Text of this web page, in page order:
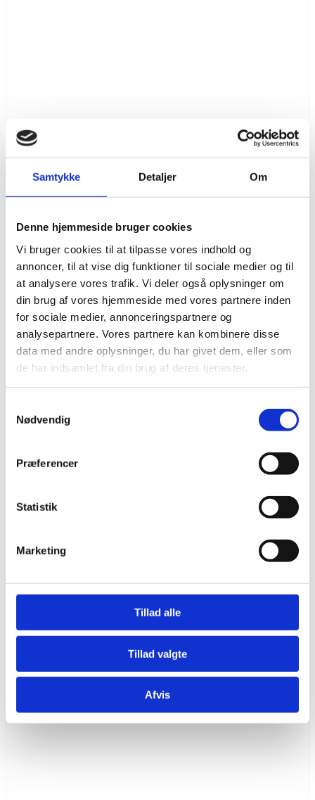
Samtykke Detaljer Om
Denne hjemmeside bruger cookies
Vi bruger cookies til at tilpasse vores indhold og
annoncer, til at vise dig funktioner til sociale medier og til
at analysere vores trafik. Vi deler også oplysninger om
din brug af vores hjemmeside med vores partnere inden
for sociale medier, annonceringspartnere og
analysepartnere. Vores partnere kan kombinere disse
data med andre oplysninger, du har givet dem, eller som
de har indsamlet fra din brug af deres tjenester.
Nødvendig
Præferencer
Statistik
Marketing
Tillad alle
Tillad valgte
Afvis
P4 Radio med i marken
09 juli 2026
P4 var dag i marken for at høre mere om Landmandsdrevet
blomsterstriber…
Læs mere
Markerne er blevet et laboratorium:
Over 160 landmænd tester egne idéer
Fra blomsterstriber i plejespor til satellitmålinger af kvælstof og
ukrudtsbekæmpelse med halm. Over hele landet er landmænd i
gang med at afprøve i alt 80 idéer gennem projektet
Læs mere